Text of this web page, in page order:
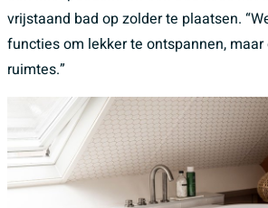
vrijstaand bad op zolder te plaatsen.
functies om lekker te ontspannen, maar
ruimtes.”